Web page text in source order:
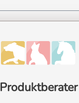
Produktberater